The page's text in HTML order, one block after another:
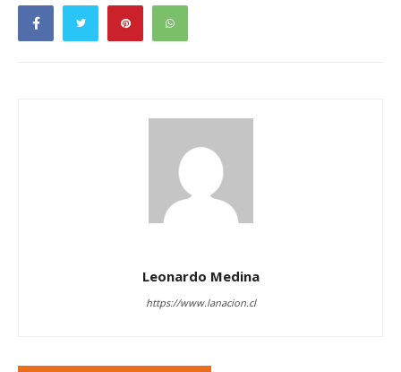
Leonardo Medina
https://www.lanacion.cl